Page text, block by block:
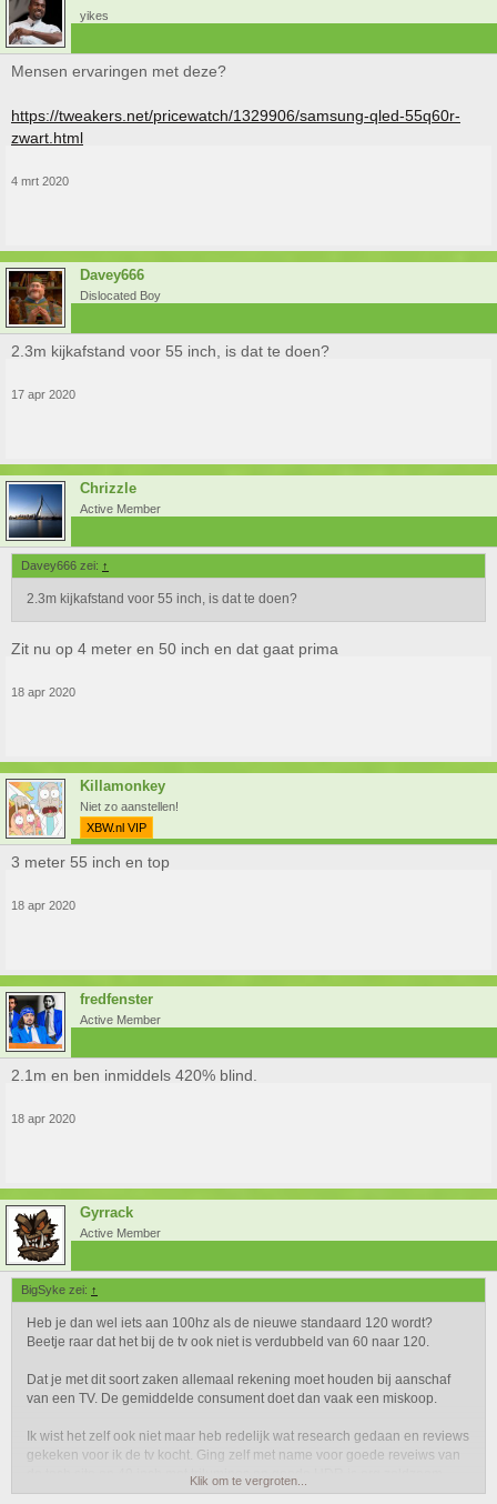
yikes
Mensen ervaringen met deze?
https://tweakers.net/pricewatch/1329906/samsung-qled-55q60r-
zwart.html
4 mrt 2020
Davey666
Dislocated Boy
2.3m kijkafstand voor 55 inch, is dat te doen?
17 apr 2020
Chrizzle
Active Member
Davey666 zei: ↑
2.3m kijkafstand voor 55 inch, is dat te doen?
Zit nu op 4 meter en 50 inch en dat gaat prima
18 apr 2020
Killamonkey
Niet zo aanstellen!
XBW.nl VIP
3 meter 55 inch en top
18 apr 2020
fredfenster
Active Member
2.1m en ben inmiddels 420% blind.
18 apr 2020
Gyrrack
Active Member
BigSyke zei: ↑
Heb je dan wel iets aan 100hz als de nieuwe standaard 120 wordt?
Beetje raar dat het bij de tv ook niet is verdubbeld van 60 naar 120.
Dat je met dit soort zaken allemaal rekening moet houden bij aanschaf
van een TV. De gemiddelde consument doet dan vaak een miskoop.
Ik wist het zelf ook niet maar heb redelijk wat research gedaan en reviews
gekeken voor ik de tv kocht. Ging zelf met name voor goede reveiws van
de tech site en 49 inch met triluminos en goede HDR is erg zeldzaam.
Klik om te vergroten...